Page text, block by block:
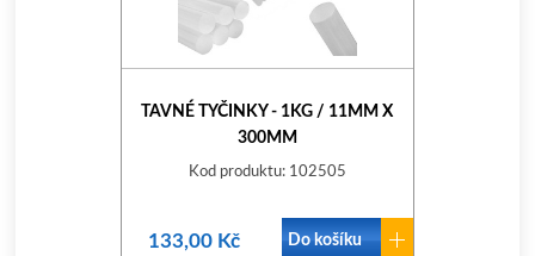
TAVNÉ TYČINKY - 1KG / 11MM X
300MM
Kod produktu: 102505
133,00 Kč Do košíku